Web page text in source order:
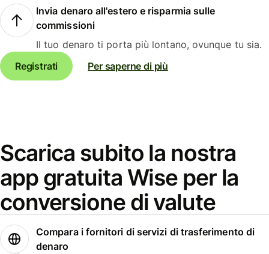
Invia denaro all'estero e risparmia sulle
commissioni
Il tuo denaro ti porta più lontano, ovunque tu sia.
Registrati
Per saperne di più
Scarica subito la nostra
app gratuita Wise per la
conversione di valute
Compara i fornitori di servizi di trasferimento di
denaro